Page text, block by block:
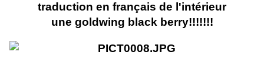
traduction en français de l'intérieur
une goldwing black berry!!!!!!!